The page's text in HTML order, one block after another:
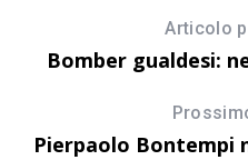
Articolo
Bomber gualdesi:
Pierpaolo Bontempi